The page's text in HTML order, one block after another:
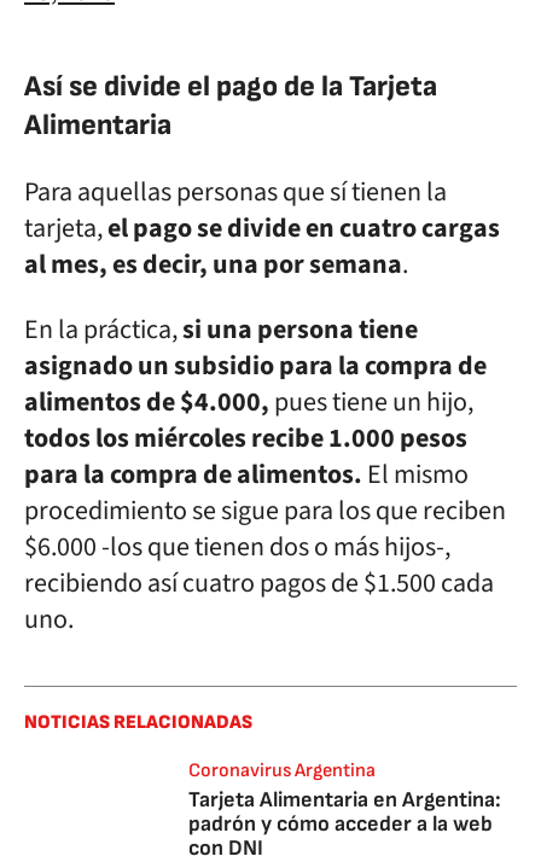
Así se divide el pago de la Tarjeta
Alimentaria
Para aquellas personas que sí tienen la
tarjeta,el pago se divide en cuatro cargas
al mes, es decir, una por semana.
En la práctica,si una persona tiene
asignado un subsidio para la compra de
alimentos de $4.000,pues tiene un hijo,
todos los miércoles recibe 1.000 pesos
para la compra de alimentos. El mismo
procedimiento se sigue para los que reciben
$6.000 -los que tienen dos o más hijos-,
recibiendo así cuatro pagos de $1.500 cada
uno.
NOTICIAS RELACIONADAS
Coronavirus Argentina
Tarjeta Alimentaria en Argentina:
padrón y cómo acceder a la web
con DNI